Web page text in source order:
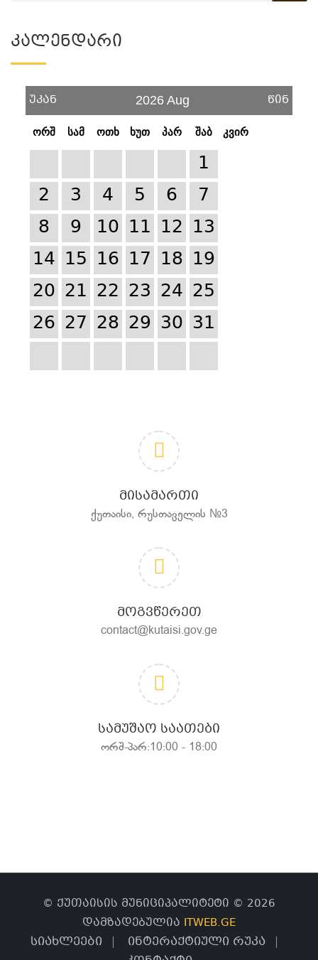
Კალენდარი
უკან 2026 Aug წინ
ორშ სამ ოთხ ხუთ პარ შაბ კვირ
1
2
3 4 5 6
7
8
9 10 11 12 13
14 15 16 17 18 19
20 21 22 23 24 25
26 27 28 29 30 31
ᲛᲘᲡᲐᲛᲐᲠᲗᲘ
ქუთაისი, რუსთაველის №3
ᲛᲝᲒᲕᲬᲔᲠᲔᲗ
contact@kutaisi.gov.ge
ᲡᲐᲛᲣᲨᲐᲝ ᲡᲐᲐᲗᲔᲑᲘ
ორშ-პარ:10:00 - 18:00
© ქუთაისის მუნიციპალიტეტი © 2026
დამზადებულია ITWEB.GE
სიახლეები
ინტერაქტიული რუკა